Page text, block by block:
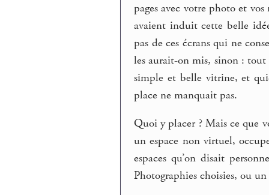
pages avec votre photo et
avaient induit cette belle
pas de ces écrans qui ne
les aurait-on mis, sinon :
simple et belle vitrine, et
place ne manquait pas.
Quoi y placer ? Mais ce que
un espace non virtuel,
espaces qu’on disait
Photographies choisies, ou